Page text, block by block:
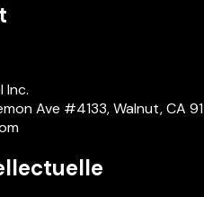
Inc.
Ave #4133, Walnut, CA